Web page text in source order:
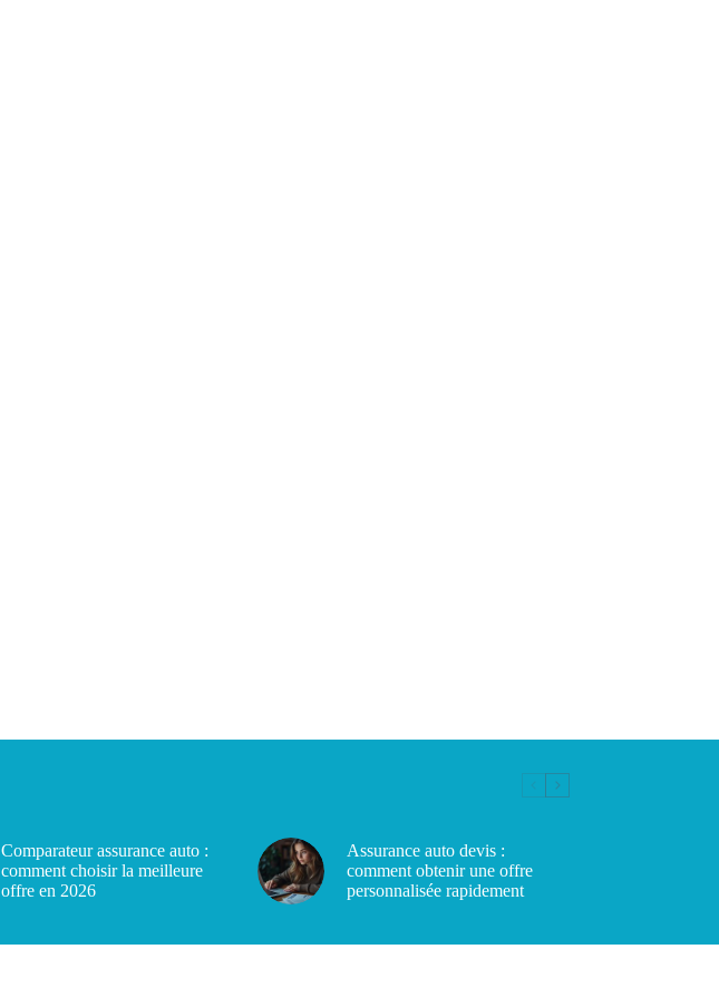
Comparateur assurance auto :
comment choisir la meilleure
offre en 2026
Assurance auto devis :
comment obtenir une offre
personnalisée rapidement